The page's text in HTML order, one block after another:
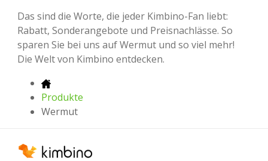
Das sind die Worte, die jeder Kimbino-Fan liebt:
Rabatt, Sonderangebote und Preisnachlässe. So
sparen Sie bei uns auf Wermut und so viel mehr!
Die Welt von Kimbino entdecken.
Produkte
Wermut